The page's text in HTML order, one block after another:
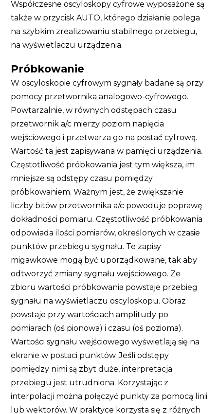
Współczesne oscyloskopy cyfrowe wyposażone są
także w przycisk AUTO, którego działanie polega
na szybkim zrealizowaniu stabilnego przebiegu,
na wyświetlaczu urządzenia.
Próbkowanie
W oscyloskopie cyfrowym sygnały badane są przy
pomocy przetwornika analogowo-cyfrowego.
Powtarzalnie, w równych odstępach czasu
przetwornik a/c mierzy poziom napięcia
wejściowego i przetwarza go na postać cyfrową.
Wartość ta jest zapisywana w pamięci urządzenia.
Częstotliwość próbkowania jest tym większa, im
mniejsze są odstępy czasu pomiędzy
próbkowaniem. Ważnym jest, że zwiększanie
liczby bitów przetwornika a/c powoduje poprawę
dokładności pomiaru. Częstotliwość próbkowania
odpowiada ilości pomiarów, określonych w czasie
punktów przebiegu sygnału. Te zapisy
migawkowe mogą być uporządkowane, tak aby
odtworzyć zmiany sygnału wejściowego. Ze
zbioru wartości próbkowania powstaje przebieg
sygnału na wyświetlaczu oscyloskopu. Obraz
powstaje przy wartościach amplitudy po
pomiarach (oś pionowa) i czasu (oś pozioma).
Wartości sygnału wejściowego wyświetlają się na
ekranie w postaci punktów. Jeśli odstępy
pomiędzy nimi są zbyt duże, interpretacja
przebiegu jest utrudniona. Korzystając z
interpolacji można połączyć punkty za pomocą linii
lub wektorów. W praktyce korzysta się z różnych